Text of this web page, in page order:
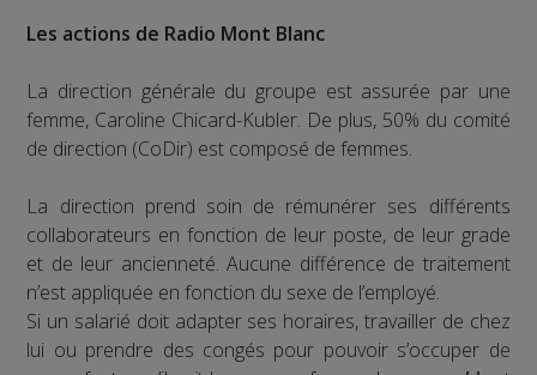
Les actions de Radio Mont Blanc
La direction générale du groupe est assurée par une
femme, Caroline Chicard-Kubler. De plus, 50% du comité
de direction (CoDir) est composé de femmes.
La direction prend soin de rémunérer ses différents
collaborateurs en fonction de leur poste, de leur grade
et de leur ancienneté. Aucune différence de traitement
n’est appliquée en fonction du sexe de l’employé.
Si un salarié doit adapter ses horaires, travailler de chez
lui ou prendre des congés pour pouvoir s’occuper de